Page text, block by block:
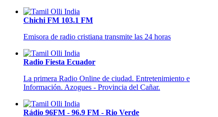
Chichi FM 103.1 FM
Emisora de radio cristiana transmite las 24 horas
Radio Fiesta Ecuador
La primera Radio Online de ciudad. Entretenimiento e
Información. Azogues - Provincia del Cañar.
Rádio 96FM - 96.9 FM - Rio Verde